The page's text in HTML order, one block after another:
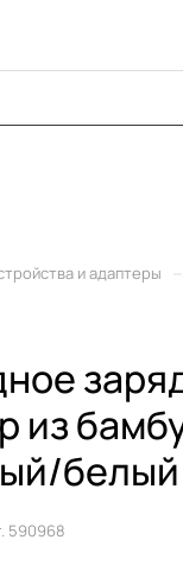
и адаптеры
из
белый
590968